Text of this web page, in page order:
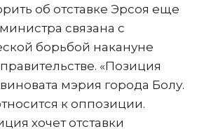
об отставке Эрсоя еще
связана с
борьбой накануне
«Позиция
мэрия города Болу.
к оппозиции.
хочет отставки